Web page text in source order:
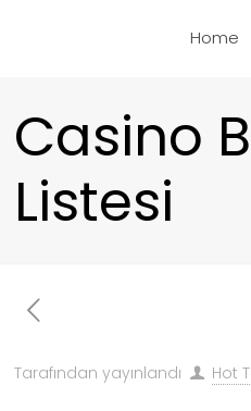
Home
Casino
Listesi ️
Tarafından yayınlandı Hot